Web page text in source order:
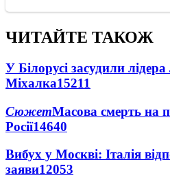
ЧИТАЙТЕ ТАКОЖ
У Білорусі засудили
Міхалка15211
СюжетМасова смерть на
Росії14640
Вибух у Москві: Італія
заяви12053